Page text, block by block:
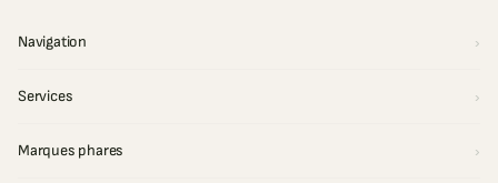
Navigation
Services
Marques phares